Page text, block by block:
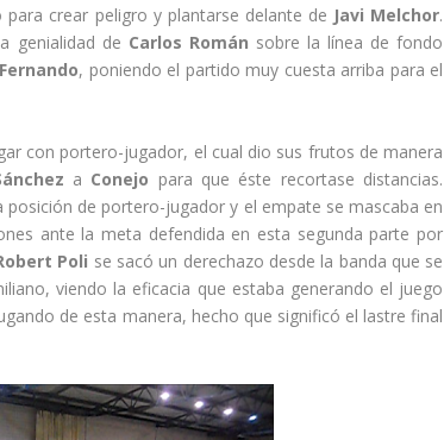
crear peligro y plantarse delante de Javi Melchor.
genialidad de Carlos Román sobre la línea de fondo
Fernando, poniendo el partido muy cuesta arriba para el
con portero-jugador, el cual dio sus frutos de manera
a Conejo para que éste recortase distancias.
posición de portero-jugador y el empate se mascaba en
ante la meta defendida en esta segunda parte por
Poli se sacó un derechazo desde la banda que se
viendo la eficacia que estaba generando el juego
de esta manera, hecho que significó el lastre final